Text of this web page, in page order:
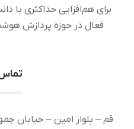
برای هم‌افزایی حداکثری با
فعال در حوزه پردازش
تماس
قم – بلوار امین – خیابان